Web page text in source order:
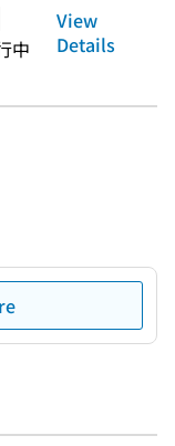
中
View
Details